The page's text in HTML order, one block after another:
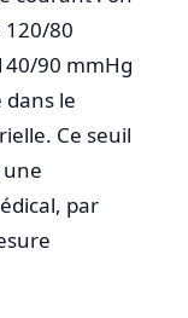
120/80
90 mmHg
le
Ce seuil
par